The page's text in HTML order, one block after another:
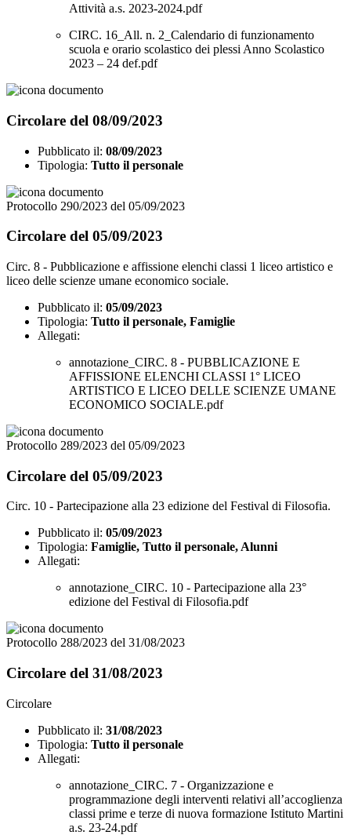
Attività a.s. 2023-2024.pdf
CIRC. 16_All. n. 2_Calendario di funzionamento
scuola e orario scolastico dei plessi Anno Scolastico
2023 – 24 def.pdf
Circolare del 08/09/2023
Pubblicato il: 08/09/2023
Tipologia: Tutto il personale
Protocollo 290/2023 del 05/09/2023
Circolare del 05/09/2023
Circ. 8 - Pubblicazione e affissione elenchi classi 1 liceo artistico e
liceo delle scienze umane economico sociale.
Pubblicato il: 05/09/2023
Tipologia: Tutto il personale, Famiglie
Allegati:
annotazione_CIRC. 8 - PUBBLICAZIONE E
AFFISSIONE ELENCHI CLASSI 1° LICEO
ARTISTICO E LICEO DELLE SCIENZE UMANE
ECONOMICO SOCIALE.pdf
Protocollo 289/2023 del 05/09/2023
Circolare del 05/09/2023
Circ. 10 - Partecipazione alla 23 edizione del Festival di Filosofia.
Pubblicato il: 05/09/2023
Tipologia: Famiglie, Tutto il personale, Alunni
Allegati:
annotazione_CIRC. 10 - Partecipazione alla 23°
edizione del Festival di Filosofia.pdf
Protocollo 288/2023 del 31/08/2023
Circolare del 31/08/2023
Circolare
Pubblicato il: 31/08/2023
Tipologia: Tutto il personale
Allegati:
annotazione_CIRC. 7 - Organizzazione e
programmazione degli interventi relativi all’accoglienza
classi prime e terze di nuova formazione Istituto Martini
a.s. 23-24.pdf